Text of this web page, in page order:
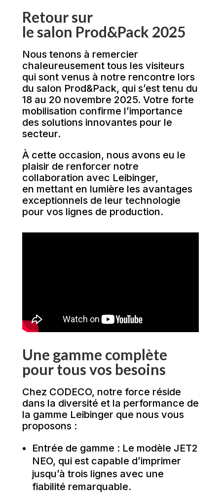
Retour sur
le salon Prod&Pack 2025
Nous tenons à remercier
chaleureusement tous les visiteurs
qui sont venus à notre rencontre lors
du salon Prod&Pack, qui s’est tenu du
18 au 20 novembre 2025. Votre forte
mobilisation confirme l’importance
des solutions innovantes pour le
secteur.
À cette occasion, nous avons eu le
plaisir de renforcer notre
collaboration avec Leibinger,
en mettant en lumière les avantages
exceptionnels de leur technologie
pour vos lignes de production.
Une gamme complète
pour tous vos besoins
Chez CODECO, notre force réside
dans la diversité et la performance de
la gamme Leibinger que nous vous
proposons :
Entrée de gamme : Le modèle JET2
NEO, qui est capable d’imprimer
jusqu’à trois lignes avec une
fiabilité remarquable.